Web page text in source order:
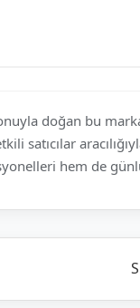
doğan bu
satıcılar
hem de